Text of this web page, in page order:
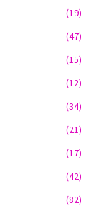
(19)
(47)
(15)
(12)
(34)
(21)
(17)
(42)
(82)